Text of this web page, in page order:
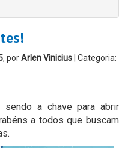
, porArlen Vinicius | Categoria:
sendo a chave para abrir
a todos que buscam